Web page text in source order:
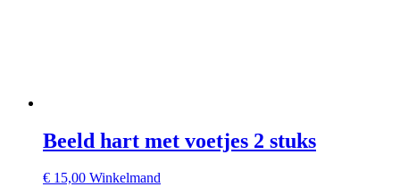
Beeld hart met voetjes 2 stuks
€ 15,00 Winkelmand